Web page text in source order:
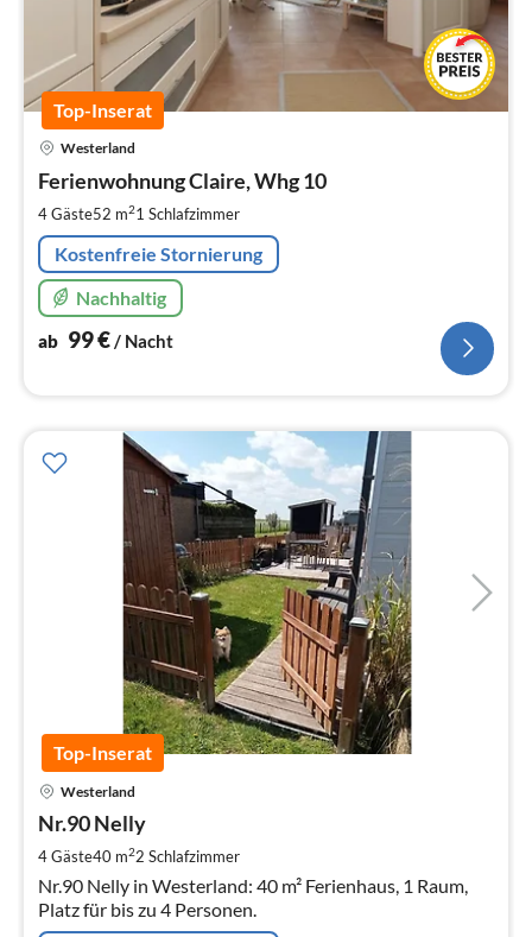
Top-Inserat
Westerland
Ferienwohnung Claire, Whg 10
4 Gäste52 m21 Schlafzimmer
Kostenfreie Stornierung
Nachhaltig
ab 99€/ Nacht
Top-Inserat
Westerland
Nr.90 Nelly
4 Gäste40 m22 Schlafzimmer
Nr.90 Nelly in Westerland: 40 m² Ferienhaus, 1 Raum,
Platz für bis zu 4 Personen.